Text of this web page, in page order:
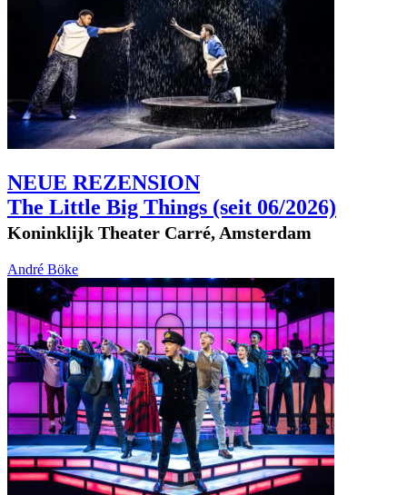
NEUE REZENSION
The Little Big Things (seit 06/2026)
Koninklijk Theater Carré, Amsterdam
André Böke